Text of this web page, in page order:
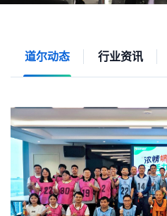
道尔动态 行业资讯